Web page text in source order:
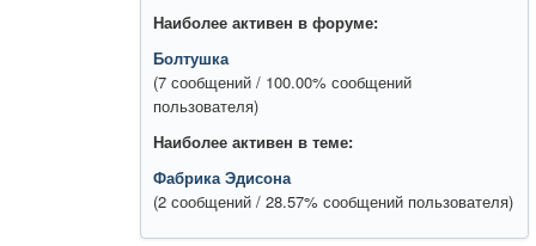
Наиболее активен в форуме:
Болтушка
(7 сообщений / 100.00% сообщений
пользователя)
Наиболее активен в теме:
Фабрика Эдисона
(2 сообщений / 28.57% сообщений пользователя)